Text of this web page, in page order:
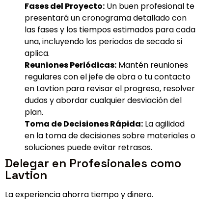
Fases del Proyecto: Un buen profesional te
presentará un cronograma detallado con
las fases y los tiempos estimados para cada
una, incluyendo los periodos de secado si
aplica.
Reuniones Periódicas: Mantén reuniones
regulares con el jefe de obra o tu contacto
en Lavtion para revisar el progreso, resolver
dudas y abordar cualquier desviación del
plan.
Toma de Decisiones Rápida: La agilidad
en la toma de decisiones sobre materiales o
soluciones puede evitar retrasos.
Delegar en Profesionales como
Lavtion
La experiencia ahorra tiempo y dinero.